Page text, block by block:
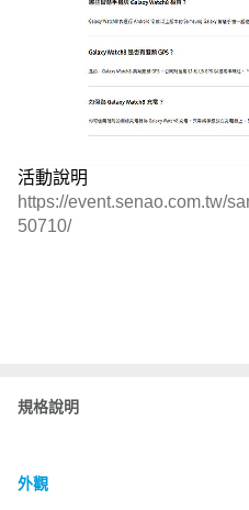
活動說明
https://event.senao.com.tw/
50710/
規格說明
外觀